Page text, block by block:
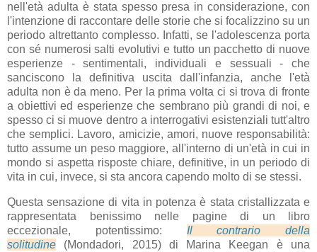
nell'età adulta è stata spesso presa in considerazione, con
l'intenzione di raccontare delle storie che si focalizzino su un
periodo altrettanto complesso. Infatti, se l'adolescenza porta
con sé numerosi salti evolutivi e tutto un pacchetto di nuove
esperienze - sentimentali, individuali e sessuali - che
sanciscono la definitiva uscita dall'infanzia, anche l'età
adulta non è da meno. Per la prima volta ci si trova di fronte
a obiettivi ed esperienze che sembrano più grandi di noi, e
spesso ci si muove dentro a interrogativi esistenziali tutt'altro
che semplici. Lavoro, amicizie, amori, nuove responsabilità:
tutto assume un peso maggiore, all'interno di un'età in cui in
mondo si aspetta risposte chiare, definitive, in un periodo di
vita in cui, invece, si sta ancora capendo molto di se stessi.
Questa sensazione di vita in potenza è stata cristallizzata e
rappresentata benissimo nelle pagine di un libro
eccezionale, potentissimo: Il contrario della
solitudine (Mondadori, 2015) di Marina Keegan è una